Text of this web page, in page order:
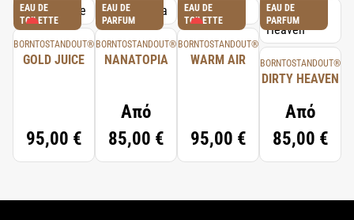
EAU DE
TOILETTE
BORNTOSTANDOUT®
GOLD JUICE
95,00 €
EAU DE
PARFUM
BORNTOSTANDOUT®
NANATOPIA
Από
85,00 €
EAU DE
TOILETTE
BORNTOSTANDOUT®
WARM AIR
95,00 €
EAU DE
PARFUM
BORNTOSTANDOUT®
DIRTY HEAVEN
Από
85,00 €